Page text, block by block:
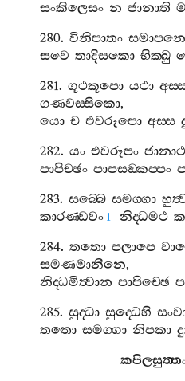
සංකිලෙසං න ජානාති
280.විනිපාතං
සවෙ තාදිසකො භික‍්ඛු
281.ගූථකූපො යථා
ගණවස‍්සිකො,
යො ච එවරූපො අස‍්ස
282.යං එවරූපං ජානාථ
පාපිච‍්ඡං පාපසඞ‍්කප‍්පං
283.සබ‍්බෙ සමග‍්ගා
කාරණ‍්ඩවං 1 නිද‍්ධමථ
284.තතො පලාපෙ
සමණමානීනෙ,
නිද‍්ධමිත්‍වාන පාපිච‍්ඡෙ
285.සුද‍්ධා සුද‍්ධෙහි
තතො සමග‍්ගා නිපකා